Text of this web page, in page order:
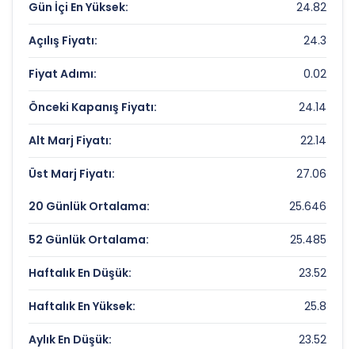
KUZEY BORU Rekorlar ve Önemli Seviyeler
Bugün Gördüğü En Yüksek Fiyat:
Son 1 Yılın Zirvesi:
28.24 TL
Son 1 Yılın Dibi:
12.98 TL
Gün İçi En Yüksek: 24.82
Açılış Fiyatı: 24.3
Fiyat Adımı: 0.02
Önceki Kapanış Fiyatı: 24.14
Alt Marj Fiyatı: 22.14
Üst Marj Fiyatı: 27.06
20 Günlük Ortalama: 25.646
52 Günlük Ortalama: 25.485
Haftalık En Düşük: 23.52
Haftalık En Yüksek: 25.8
Aylık En Düşük: 23.52